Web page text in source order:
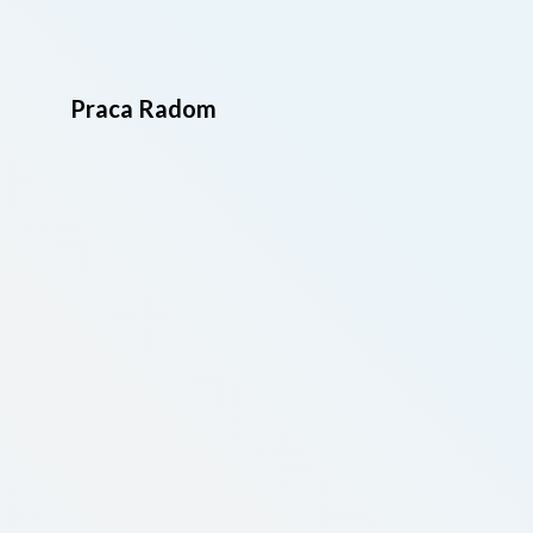
Praca Radom